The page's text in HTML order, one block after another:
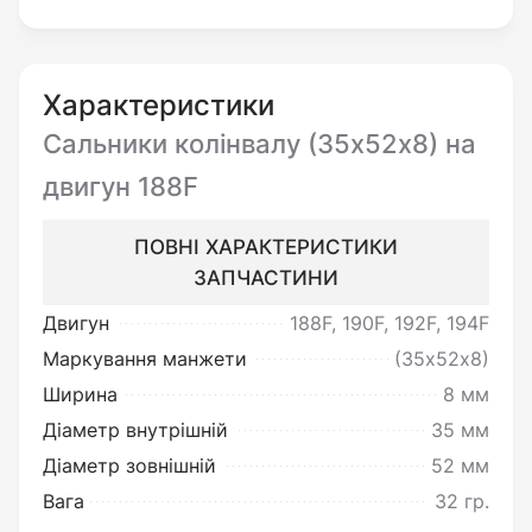
Ви можете повернути товар
Під товаром неналежної якості
мається на увазі товар, який
несправний та не може
забезпечувати виконання своїх
функціональних властивостей.
Поверненню чи обміну не
Характеристики
Сальники колінвалу (35х52х8) на
двигун 188F
ПОВНІ ХАРАКТЕРИСТИКИ
ЗАПЧАСТИНИ
Двигун
188F, 190F, 192F, 194F
Маркування манжети
(35х52х8)
Ширина
8 мм
Діаметр внутрішній
35 мм
Діаметр зовнішній
52 мм
Вага
32 гр.